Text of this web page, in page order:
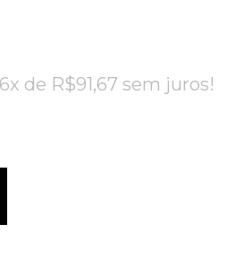
de R$91,67 sem juros!